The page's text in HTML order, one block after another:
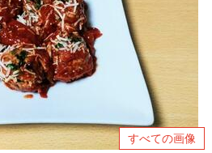
すべての画像